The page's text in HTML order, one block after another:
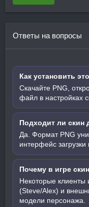
Ответы на вопросы
Как установить
Скачайте PNG,
файл в настройках
Подходит ли скин
Да. Формат PNG
интерфейс загрузки
Почему в игре
Некоторые клиенты
(Steve/Alex) и
модели персонажа.